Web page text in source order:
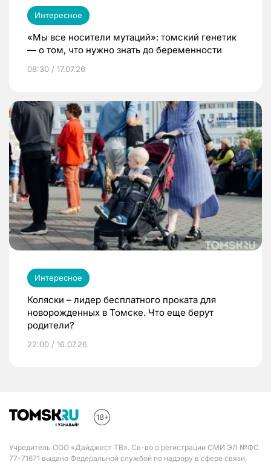
Интересное
«Мы все носители мутаций»: томский генетик
— о том, что нужно знать до беременности
08:30 / 17.07.26
Интересное
Коляски – лидер бесплатного проката для
новорожденных в Томске. Что еще берут
родители?
22:00 / 16.07.26
Учредитель ООО «Дайджест ТВ». Св-во о регистрации СМИ ЭЛ №ФС
77-71671 выдано Федеральной службой по надзору в сфере связи,